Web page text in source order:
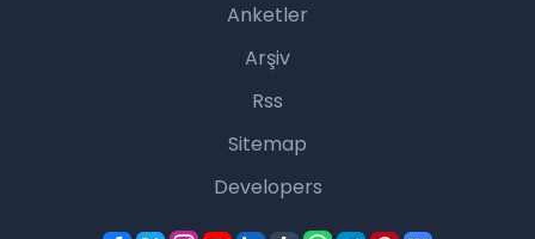
Anketler
Arşiv
Rss
Sitemap
Developers